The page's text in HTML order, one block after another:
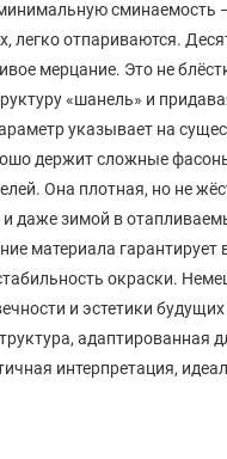
сминаемость
легко отпариваются.
мерцание. Это не
«шанель» и
указывает на
держит сложные
Она плотная, но не
даже зимой в
материала
окраски.
и эстетики
адаптированная
интерпретация,
шанель: